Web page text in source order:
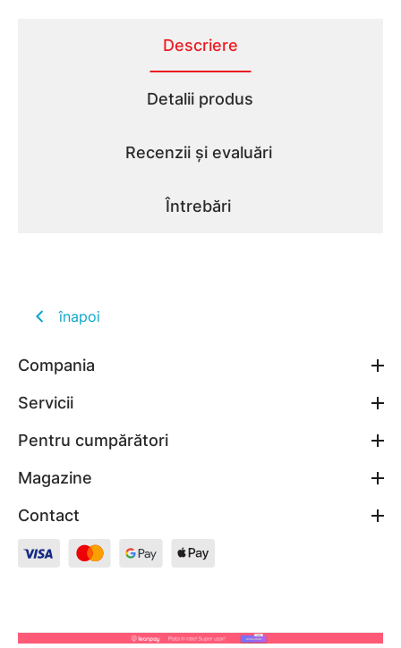
Descriere
Detalii produs
Recenzii și evaluări
Întrebări
înapoi
Compania
Servicii
Pentru cumpărători
Magazine
Contact